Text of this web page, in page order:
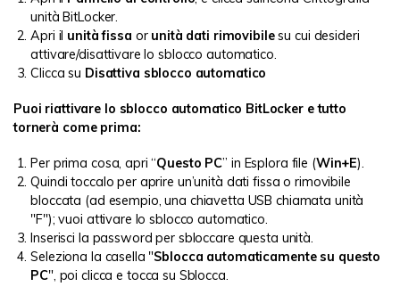
unità BitLocker.
Apri il unità fissa or unità dati rimovibilesu cui desideri
attivare/disattivare lo sblocco automatico.
Clicca su Disattiva sblocco automatico
Puoi riattivare lo sblocco automatico BitLocker e tutto
tornerà come prima:
Per prima cosa, apri “Questo PC” in Esplora file (Win+E).
Quindi toccalo per aprire un’unità dati fissa o rimovibile
bloccata (ad esempio, una chiavetta USB chiamata unità
"F"); vuoi attivare lo sblocco automatico.
Inserisci la password per sbloccare questa unità.
Seleziona la casella "Sblocca automaticamente su questo
PC", poi clicca e tocca su Sblocca.